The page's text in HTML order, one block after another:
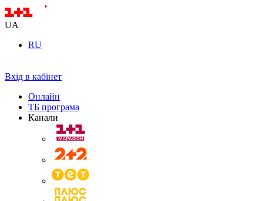
UA
RU
Вхід в кабінет
Онлайн
ТБ програма
Канали